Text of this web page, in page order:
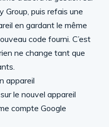
Group, puis refais une
en gardant le même
code fourni. C’est
ne change tant que
appareil
le nouvel appareil
compte Google